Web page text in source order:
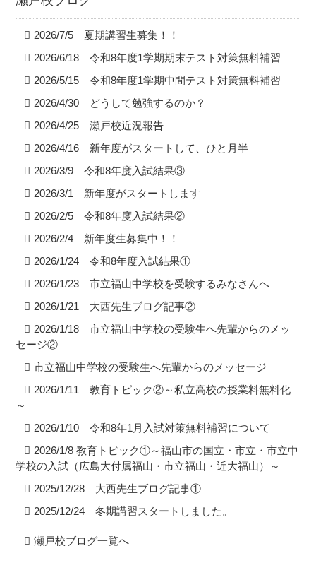
2026/7/5 夏期講習生募集！！
2026/6/18 令和8年度1学期期末テスト対策無料補習
2026/5/15 令和8年度1学期中間テスト対策無料補習
2026/4/30 どうして勉強するのか？
2026/4/25 瀬戸校近況報告
2026/4/16 新年度がスタートして、ひと月半
2026/3/9 令和8年度入試結果③
2026/3/1 新年度がスタートします
2026/2/5 令和8年度入試結果②
2026/2/4 新年度生募集中！！
2026/1/24 令和8年度入試結果①
2026/1/23 市立福山中学校を受験するみなさんへ
2026/1/21 大西先生ブログ記事②
2026/1/18 市立福山中学校の受験生へ先輩からのメッ
セージ②
市立福山中学校の受験生へ先輩からのメッセージ
2026/1/11 教育トピック②～私立高校の授業料無料化
～
2026/1/10 令和8年1月入試対策無料補習について
2026/1/8 教育トピック①～福山市の国立・市立・市立中
学校の入試（広島大付属福山・市立福山・近大福山）～
2025/12/28 大西先生ブログ記事①
2025/12/24 冬期講習スタートしました。
瀬戸校ブログ一覧へ